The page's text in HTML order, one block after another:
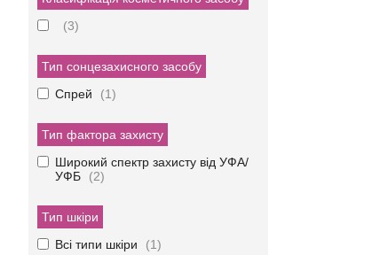
3
Тип сонцезахисного засобу
Спрей
1
Тип фактора захисту
Широкий спектр захисту від УФА/
УФБ
2
Тип шкіри
Всі типи шкіри
1